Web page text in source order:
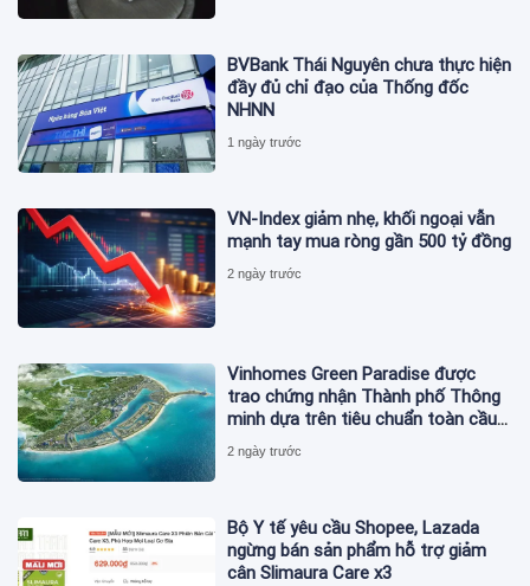
BVBank Thái Nguyên chưa thực hiện
đầy đủ chỉ đạo của Thống đốc
NHNN
1 ngày trước
VN-Index giảm nhẹ, khối ngoại vẫn
mạnh tay mua ròng gần 500 tỷ đồng
2 ngày trước
Vinhomes Green Paradise được
trao chứng nhận Thành phố Thông
minh dựa trên tiêu chuẩn toàn cầu
ISO 37122
2 ngày trước
Bộ Y tế yêu cầu Shopee, Lazada
ngừng bán sản phẩm hỗ trợ giảm
cân Slimaura Care x3